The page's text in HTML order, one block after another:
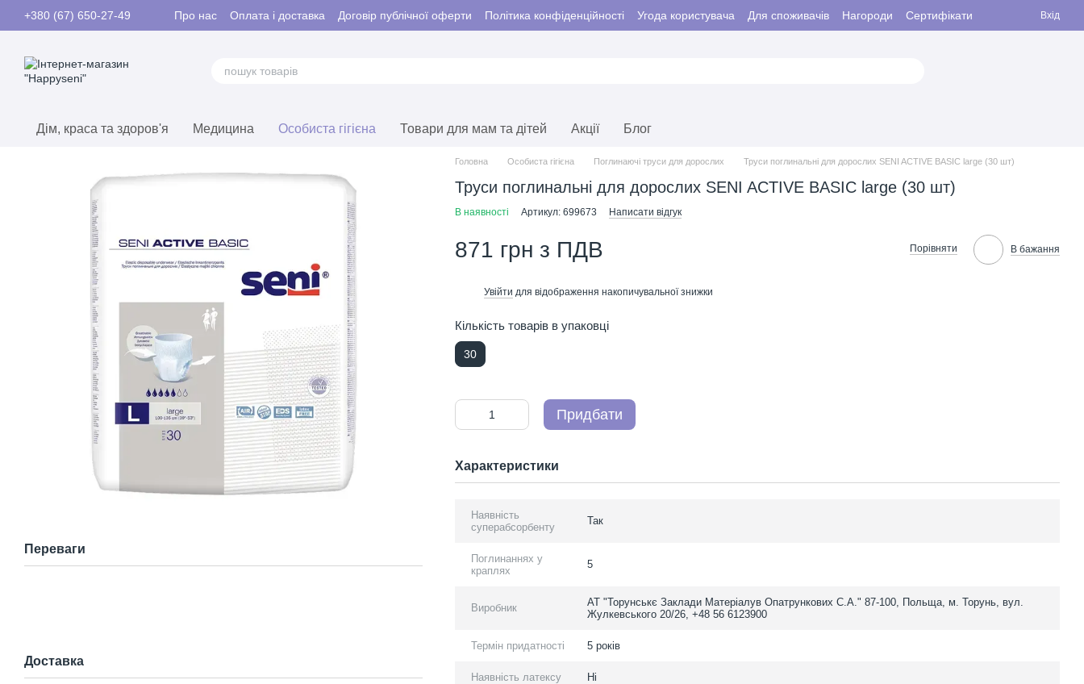
Перейти до основного контенту
+380 (67) 650-27-49 Про нас Оплата і доставка Договір публічної оферти Політика конфіденційності Угода користувача Для споживачів Нагороди
Сертифікати
Контакти
Вхід
Дім, краса та здоров'я Медицина Особиста гігієна Товари для мам та дітей Акції Блог
Переваги
Доставка
Головна Особиста гігієна Поглинаючі труси для дорослих Труси поглинальні для дорослих SENI ACTIVE BASIC large (30 шт)
Труси поглинальні для дорослих SENI ACTIVE BASIC large (30 шт)
В наявності Артикул: 699673 Написати відгук
871 грн з ПДВ Порівняти В бажання
Увійти для відображення накопичувальної знижки
Кількість товарів в упаковці
30
Придбати
Характеристики
Наявність
суперабсорбенту
Так
Поглинаннях у
краплях
5
Виробник
АТ "Торунськє Заклади Матеріалув Опатрункових С.А." 87-100, Польща, м. Торунь, вул.
Жулкевського 20/26, +48 56 6123900
Термін придатності 5 років
Наявність латексу Ні